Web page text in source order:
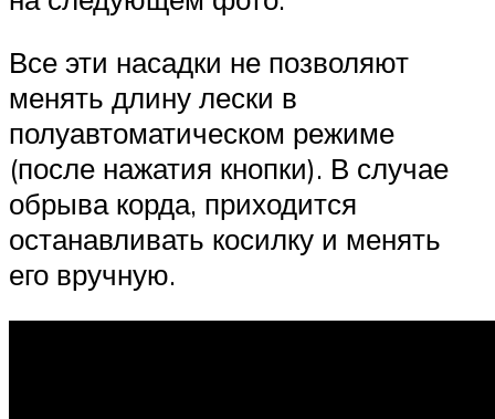
Все эти насадки не позволяют
менять длину лески в
полуавтоматическом режиме
(после нажатия кнопки). В случае
обрыва корда, приходится
останавливать косилку и менять
его вручную.